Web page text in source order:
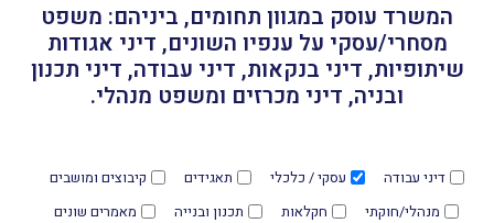
המשרד עוסק במגוון תחומים, ביניהם: משפט
מסחרי/עסקי על ענפיו השונים, דיני אגודות
שיתופיות, דיני בנקאות, דיני עבודה, דיני תכנון
ובניה, דיני מכרזים ומשפט מנהלי.
דיני עבודה עסקי / כלכלי תאגידים
קיבוצים ומושבים
מנהלי/חוקתי
חקלאות תכנון ובנייה מאמרים שונים